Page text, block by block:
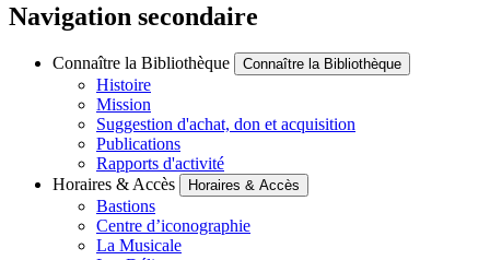
Navigation secondaire
Connaître la Bibliothèque Connaître la Bibliothèque
Histoire
Mission
Suggestion d'achat, don et acquisition
Publications
Rapports d'activité
Horaires & Accès
Horaires & Accès
Bastions
Centre d’iconographie
La Musicale